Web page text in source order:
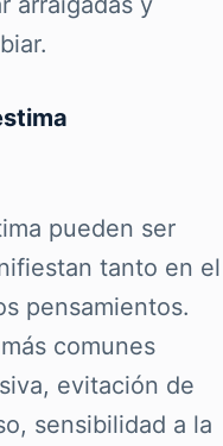
pueden ser
tanto en el
pensamientos.
comunes
evitación de
sensibilidad a la